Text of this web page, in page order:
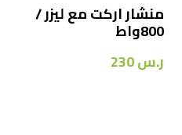
منشار اركت مع ليزر /
800واط
ر.س230